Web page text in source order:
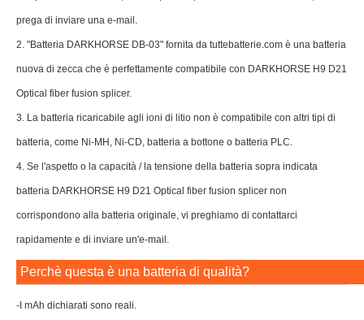
prega di inviare una e-mail.
2. "Batteria DARKHORSE DB-03" fornita da tuttebatterie.com è una batteria
nuova di zecca che è perfettamente compatibile con DARKHORSE H9 D21
Optical fiber fusion splicer.
3. La batteria ricaricabile agli ioni di litio non è compatibile con altri tipi di
batteria, come Ni-MH, Ni-CD, batteria a bottone o batteria PLC.
4. Se l'aspetto o la capacità / la tensione della batteria sopra indicata
batteria DARKHORSE H9 D21 Optical fiber fusion splicer non
corrispondono alla batteria originale, vi preghiamo di contattarci
rapidamente e di inviare un'e-mail.
Perchè questa è una batteria di qualità?
-I mAh dichiarati sono reali.